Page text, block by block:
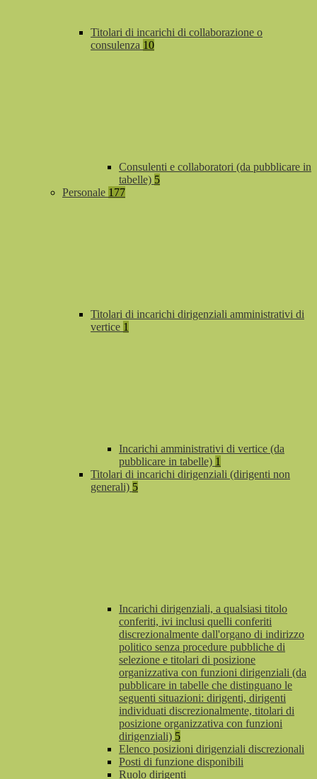
Titolari di incarichi di collaborazione o
consulenza 10
Consulenti e collaboratori (da pubblicare in
tabelle) 5
Personale 177
Titolari di incarichi dirigenziali amministrativi di
vertice 1
Incarichi amministrativi di vertice (da
pubblicare in tabelle) 1
Titolari di incarichi dirigenziali (dirigenti non
generali) 5
Incarichi dirigenziali, a qualsiasi titolo
conferiti, ivi inclusi quelli conferiti
discrezionalmente dall'organo di indirizzo
politico senza procedure pubbliche di
selezione e titolari di posizione
organizzativa con funzioni dirigenziali (da
pubblicare in tabelle che distinguano le
seguenti situazioni: dirigenti, dirigenti
individuati discrezionalmente, titolari di
posizione organizzativa con funzioni
dirigenziali) 5
Elenco posizioni dirigenziali discrezionali
Posti di funzione disponibili
Ruolo dirigenti